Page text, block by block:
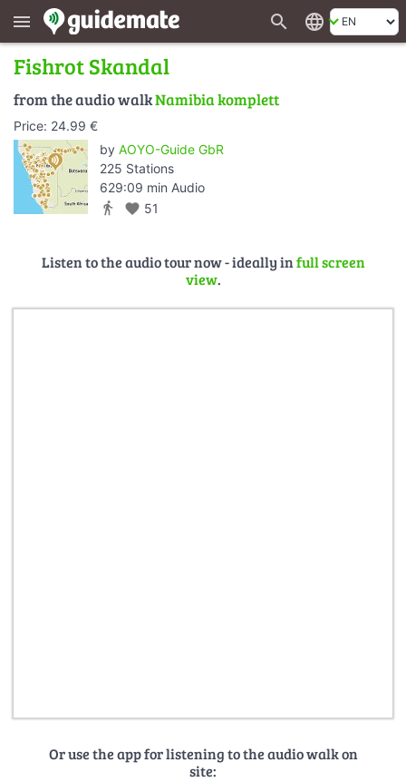
menu search language
Fishrot Skandal
from the audio walkNamibia komplett
Price: 24.99 €
by AOYO-Guide GbR
225 Stations
629:09 min Audio
directions_walk favorite 51
Listen to the audio tour now - ideally infull screen
view.
Or use the app for listening to the audio walk on
site: